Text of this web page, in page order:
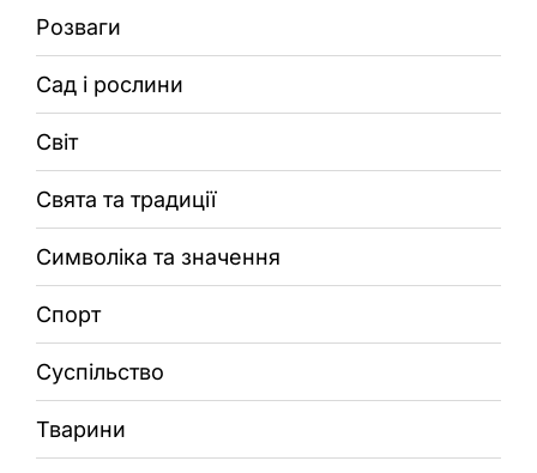
Розваги
Сад і рослини
Світ
Свята та традиції
Символіка та значення
Спорт
Суспільство
Тварини